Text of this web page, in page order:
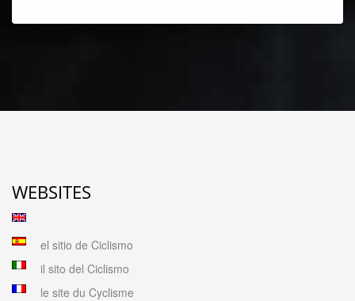
WEBSITES
el sitio de Ciclismo
il sito del Ciclismo
le site du Cyclisme